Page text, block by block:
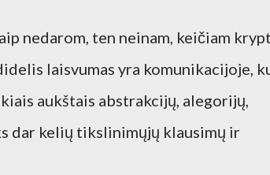
nedarom, ten neinam, keičiam
laisvumas yra komunikacijoje,
aukštais abstrakcijų, alegorijų,
dar kelių tikslinimųjų klausimų ir